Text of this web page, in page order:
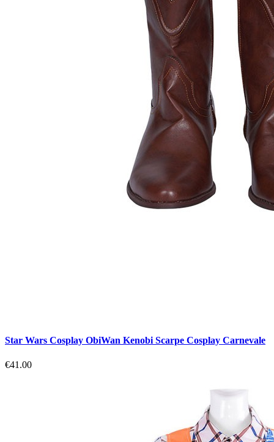
Star Wars Cosplay ObiWan Kenobi Scarpe Cosplay Carnevale
€41.00